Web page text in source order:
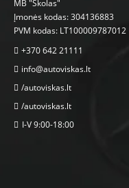
MB "Skolas"
Įmonės kodas: 304136883
PVM kodas: LT100009787012
+370 642 21111
info@autoviskas.lt
/autoviskas.lt
/autoviskas.lt
I-V 9:00-18:00